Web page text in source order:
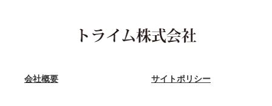
会社概要 サイトポリシー